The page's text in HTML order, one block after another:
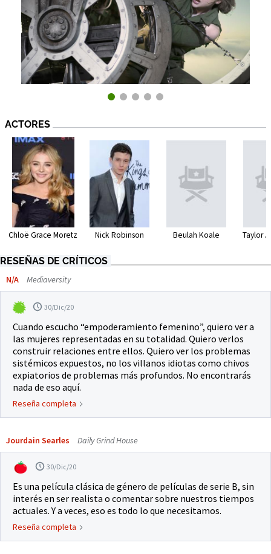
ACTORES
Chloë Grace Moretz Nick Robinson Beulah Koale Taylor
RESEÑAS DE CRÍTICOS
N/A Mediaversity
30/Dic/20
Cuando escucho “empoderamiento femenino”, quiero ver a
las mujeres representadas en su totalidad. Quiero verlos
construir relaciones entre ellos. Quiero ver los problemas
sistémicos expuestos, no los villanos idiotas como chivos
expiatorios de problemas más profundos. No encontrarás
nada de eso aquí.
Reseña completa
Jourdain Searles Daily Grind House
30/Dic/20
Es una película clásica de género de películas de serie B, sin
interés en ser realista o comentar sobre nuestros tiempos
actuales. Y a veces, eso es todo lo que necesitamos.
Reseña completa